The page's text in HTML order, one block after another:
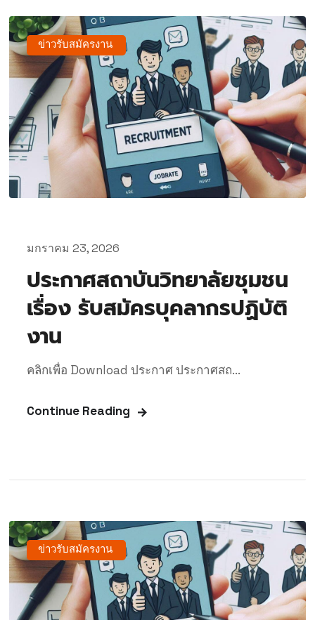
ข่าวรับสมัครงาน
มกราคม 23, 2026
ประกาศสถาบันวิทยาลัยชุมชน
เรื่อง รับสมัครบุคลากรปฏิบัติ
งาน
คลิกเพื่อ Download ประกาศ ประกาศสถ...
Continue Reading
ข่าวรับสมัครงาน